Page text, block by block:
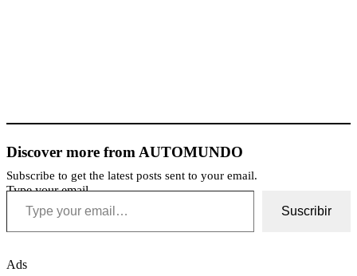
Discover more from AUTOMUNDO
Subscribe to get the latest posts sent to your email.
Type your email…
Suscribir
Ads